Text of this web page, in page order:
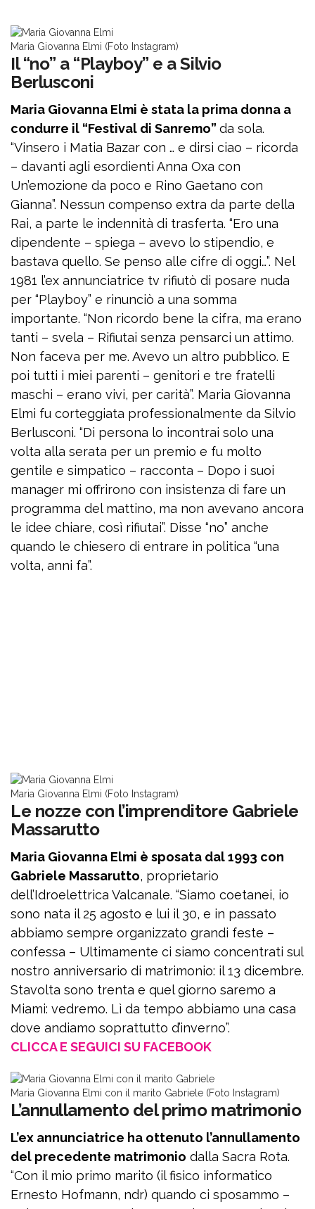
Maria Giovanna Elmi (Foto Instagram)
Il “no” a “Playboy” e a Silvio
Berlusconi
Maria Giovanna Elmi è stata la prima donna a
condurre il “Festival di Sanremo” da sola.
“Vinsero i Matia Bazar con … e dirsi ciao – ricorda
– davanti agli esordienti Anna Oxa con
Un’emozione da poco e Rino Gaetano con
Gianna”. Nessun compenso extra da parte della
Rai, a parte le indennità di trasferta. “Ero una
dipendente – spiega – avevo lo stipendio, e
bastava quello. Se penso alle cifre di oggi…”. Nel
1981 l’ex annunciatrice tv rifiutò di posare nuda
per “Playboy” e rinunciò a una somma
importante. “Non ricordo bene la cifra, ma erano
tanti – svela – Rifiutai senza pensarci un attimo.
Non faceva per me. Avevo un altro pubblico. E
poi tutti i miei parenti – genitori e tre fratelli
maschi – erano vivi, per carità”. Maria Giovanna
Elmi fu corteggiata professionalmente da Silvio
Berlusconi. “Di persona lo incontrai solo una
volta alla serata per un premio e fu molto
gentile e simpatico – racconta – Dopo i suoi
manager mi offrirono con insistenza di fare un
programma del mattino, ma non avevano ancora
le idee chiare, così rifiutai”. Disse “no” anche
quando le chiesero di entrare in politica “una
volta, anni fa”.
Maria Giovanna Elmi (Foto Instagram)
Le nozze con l’imprenditore Gabriele
Massarutto
Maria Giovanna Elmi è sposata dal 1993 con
Gabriele Massarutto, proprietario
dell’Idroelettrica Valcanale. “Siamo coetanei, io
sono nata il 25 agosto e lui il 30, e in passato
abbiamo sempre organizzato grandi feste –
confessa – Ultimamente ci siamo concentrati sul
nostro anniversario di matrimonio: il 13 dicembre.
Stavolta sono trenta e quel giorno saremo a
Miami: vedremo. Lì da tempo abbiamo una casa
dove andiamo soprattutto d’inverno”.
CLICCA E SEGUICI SU FACEBOOK
Maria Giovanna Elmi con il marito Gabriele (Foto Instagram)
L’annullamento del primo matrimonio
L’ex annunciatrice ha ottenuto l’annullamento
del precedente matrimonio dalla Sacra Rota.
“Con il mio primo marito (il fisico informatico
Ernesto Hofmann, ndr) quando ci sposammo –